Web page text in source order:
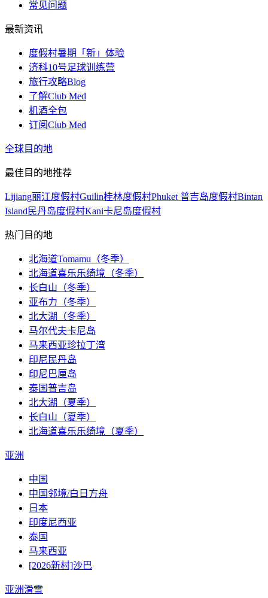
常见问题
最新资讯
度假村暑期「新」体验
济科10号足球训练营
旅行攻略Blog
了解Club Med
机酒全包
订阅Club Med
全球目的地
最佳目的地推荐
Lijiang丽江度假村Guilin桂林度假村Phuket 普吉岛度假村Bintan
Island民丹岛度假村Kani卡尼岛度假村
热门目的地
北海道Tomamu（冬季）
北海道喜乐乐绮境（冬季）
长白山（冬季）
亚布力（冬季）
北大湖（冬季）
马尔代夫卡尼岛
马来西亚珍拉丁湾
印尼民丹岛
印尼巴厘岛
泰国普吉岛
北大湖（夏季）
长白山（夏季）
北海道喜乐乐绮境（夏季）
亚洲
中国
中国邻境/白日方舟
日本
印度尼西亚
泰国
马来西亚
[2026新村]沙巴
亚洲滑雪